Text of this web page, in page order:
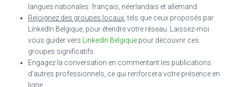
langues nationales: français, néerlandais et allemand.
Rejoignez des groupes locaux , tels que ceux proposés par
LinkedIn Belgique, pour étendre votre réseau. Laissez-moi
vous guider vers
LinkedIn Belgique pour découvrir ces
groupes significatifs.
Engagez la conversation en commentant les publications
d’autres professionnels, ce qui renforcera votre présence en
ligne.